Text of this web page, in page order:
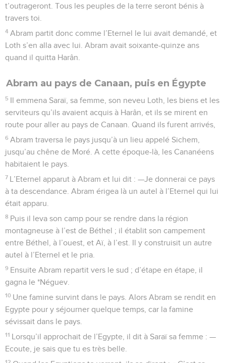
t’outrageront. Tous les peuples de la terre seront bénis à
travers toi.
4 Abram partit donc comme l’Eternel le lui avait demandé, et
Loth s’en alla avec lui. Abram avait soixante-quinze ans
quand il quitta Harân.
Abram au pays de Canaan, puis en Égypte
5 Il emmena Saraï, sa femme, son neveu Loth, les biens et les
serviteurs qu’ils avaient acquis à Harân, et ils se mirent en
route pour aller au pays de Canaan. Quand ils furent arrivés,
6 Abram traversa le pays jusqu’à un lieu appelé Sichem,
jusqu’au chêne de Moré. A cette époque-là, les Cananéens
habitaient le pays.
7 L’Eternel apparut à Abram et lui dit : —Je donnerai ce pays
à ta descendance. Abram érigea là un autel à l’Eternel qui lui
était apparu.
8 Puis il leva son camp pour se rendre dans la région
montagneuse à l’est de Béthel ; il établit son campement
entre Béthel, à l’ouest, et Aï, à l’est. Il y construisit un autre
autel à l’Eternel et le pria.
9 Ensuite Abram repartit vers le sud ; d’étape en étape, il
gagna le *Néguev.
10 Une famine survint dans le pays. Alors Abram se rendit en
Egypte pour y séjourner quelque temps, car la famine
sévissait dans le pays.
11 Lorsqu’il approchait de l’Egypte, il dit à Saraï sa femme : —
Ecoute, je sais que tu es très belle.
12